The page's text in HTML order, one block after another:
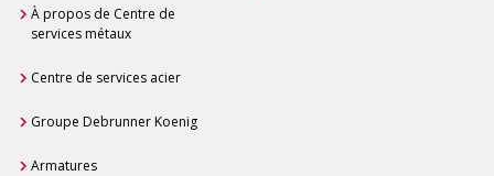
À propos de Centre de
services métaux
Centre de services acier
Groupe Debrunner Koenig
Armatures